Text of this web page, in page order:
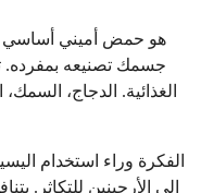
جسمك تصنيعه بمفرده.
الغذائية. الدجاج،
الفكرة وراء استخدام